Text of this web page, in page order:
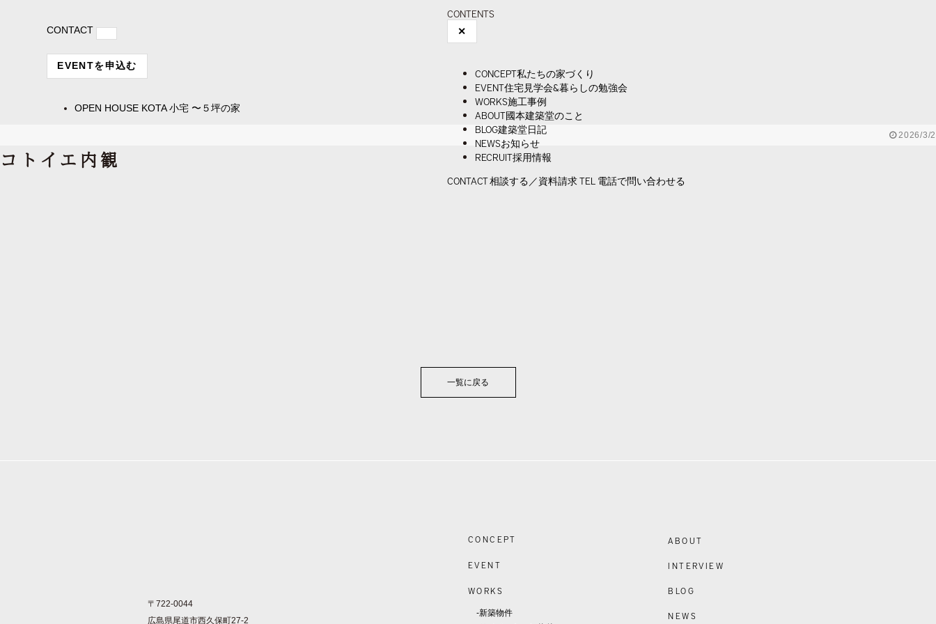
CONTENTS
✕
CONCEPT私たちの家づくり
EVENT住宅見学会&暮らしの勉強会
WORKS施工事例
ABOUT國本建築堂のこと
BLOG建築堂日記
NEWSお知らせ
RECRUIT採用情報
CONTACT相談する／資料請求TEL 電話で問い合わせる
CONTACT
EVENTを申込む
OPEN HOUSE KOTA 小宅 〜５坪の家
2026/3/2
コトイエ内観
一覧に戻る
〒722-0044
広島県尾道市西久保町27-2
CONCEPT
EVENT
WORKS
-新築物件
ABOUT
INTERVIEW
BLOG
NEWS